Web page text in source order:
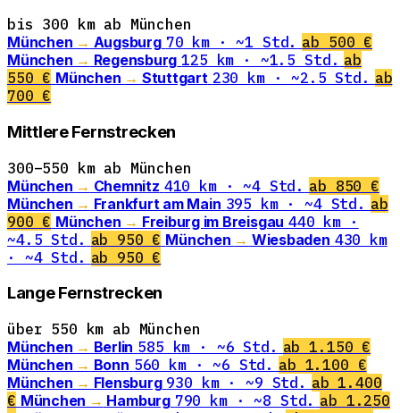
bis 300 km ab München
München → Augsburg 70 km · ~1 Std. ab 500 €
München → Regensburg 125 km · ~1.5 Std. ab
550 € München → Stuttgart 230 km · ~2.5 Std. ab
700 €
Mittlere Fernstrecken
300–550 km ab München
München → Chemnitz 410 km · ~4 Std. ab 850 €
München → Frankfurt am Main 395 km · ~4 Std. ab
900 € München → Freiburg im Breisgau 440 km ·
~4.5 Std. ab 950 € München → Wiesbaden 430 km
· ~4 Std. ab 950 €
Lange Fernstrecken
über 550 km ab München
München → Berlin 585 km · ~6 Std. ab 1.150 €
München → Bonn 560 km · ~6 Std. ab 1.100 €
München → Flensburg 930 km · ~9 Std. ab 1.400
€ München → Hamburg 790 km · ~8 Std. ab 1.250